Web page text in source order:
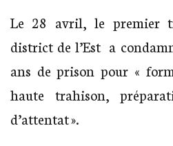
Le 28 avril, le premier
district de l’Est a
ans de prison pour «
haute trahison,
d’attentat ».